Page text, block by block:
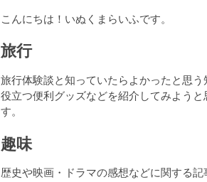
こんにちは！いぬくまらいふです。
旅行
旅行体験談と知っていたらよかったと思う
役立つ便利グッズなどを紹介してみようと
す。
趣味
歴史や映画・ドラマの感想などに関する記